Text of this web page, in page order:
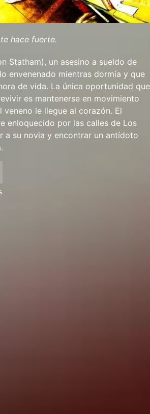
hace fuerte.
Statham), un asesino a sueldo de
envenenado mientras dormía y que
de vida. La única oportunidad que
es mantenerse en movimiento
veneno le llegue al corazón. El
enloquecido por las calles de Los
a su novia y encontrar un antídoto